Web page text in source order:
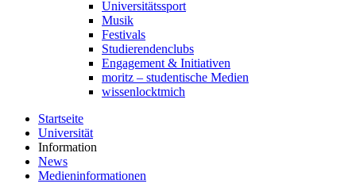
Universitätssport
Musik
Festivals
Studierendenclubs
Engagement & Initiativen
moritz – studentische Medien
wissenlocktmich
Startseite
Universität
Information
News
Medieninformationen